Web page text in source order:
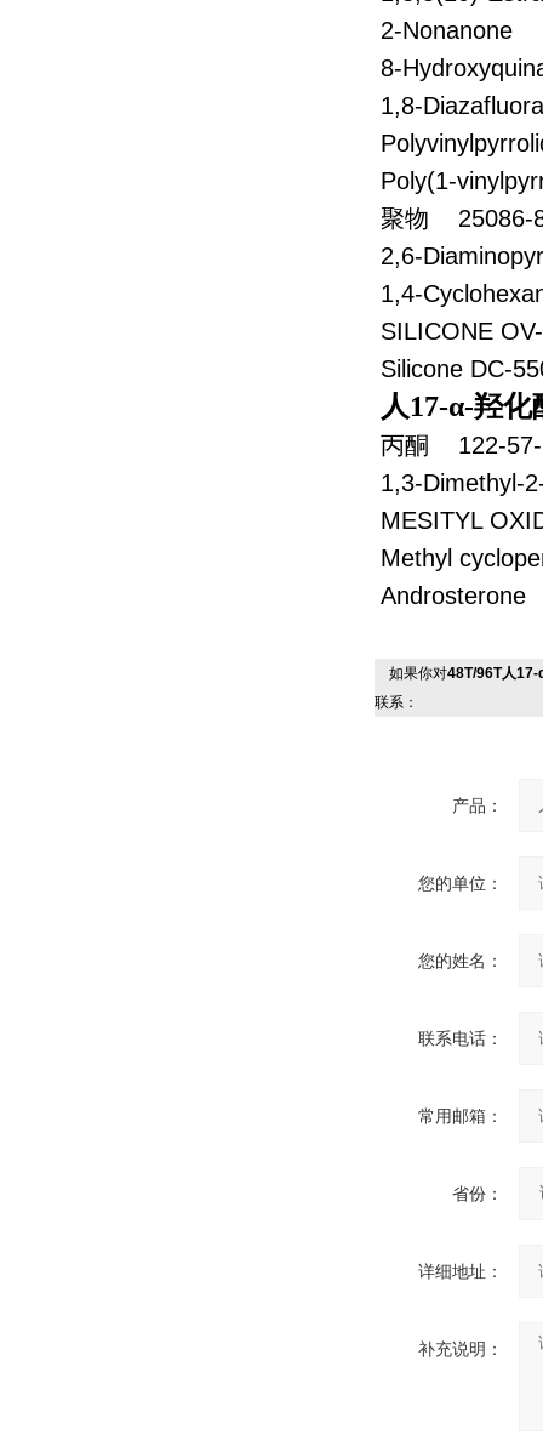
2-Nonanone
8-
1,8-
Poly(1-
聚物 25086-
2,6-
1,4-
SILICONE
Silicone DC-
人17-α-羟
丙酮 122-
1,3-Dimethyl-
MESITYL
Methyl
如果你对48T/96T人17-
联系：
产品：
您的单位：
您的姓名：
联系电话：
常用邮箱：
省份：
详细地址：
补充说明：